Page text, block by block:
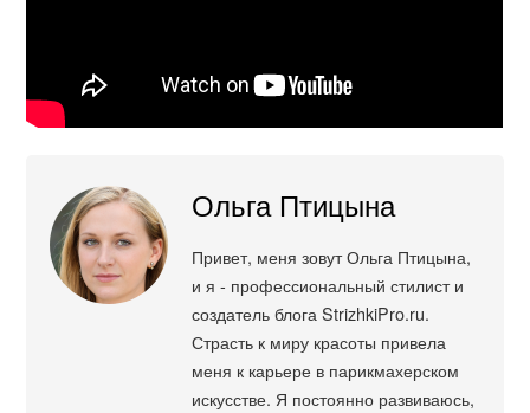
Ольга Птицына
Привет, меня зовут Ольга Птицына,
и я - профессиональный стилист и
создатель блога StrizhkiPro.ru.
Страсть к миру красоты привела
меня к карьере в парикмахерском
искусстве. Я постоянно развиваюсь,